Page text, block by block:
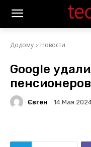
Додому Новости
Google
Євген 14 Мая